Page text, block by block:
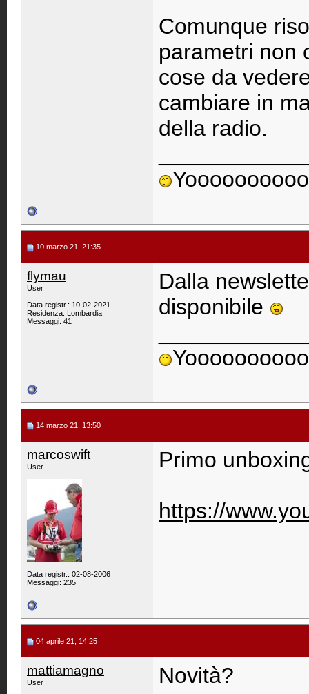
Comunque
parametri non
cose da
cambiare in
della radio.
10 marzo 21, 21:35
flymau
User
Data registr.: 10-02-2021
Residenza: Lombardia
Messaggi: 41
Dalla
disponibile
14 marzo 21, 13:50
marcoswift
User
Data registr.: 02-08-2006
Messaggi: 235
Primo
https://
04 aprile 21, 14:25
mattiamagno
User
Novità?